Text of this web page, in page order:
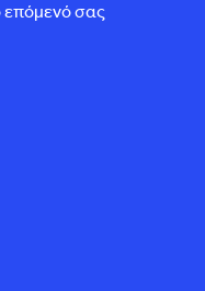
επόμενό σας